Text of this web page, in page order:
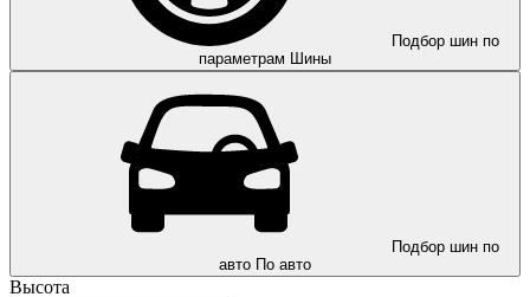
Подбор шин по
параметрам
Шины
Подбор шин по
авто По авто
Высота